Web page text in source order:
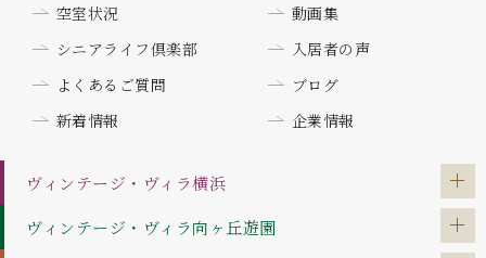
空室状況
動画集
シニアライフ倶楽部
入居者の声
よくあるご質問
ブログ
新着情報
企業情報
ヴィンテージ・ヴィラ横浜
ヴィンテージ・ヴィラ向ヶ丘遊園